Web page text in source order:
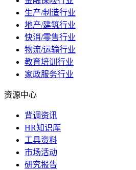
生产/制造行业
地产/建筑行业
快消/零售行业
物流/运输行业
教育培训行业
家政服务行业
资源中心
背调资讯
HR知识库
工具资料
市场活动
研究报告